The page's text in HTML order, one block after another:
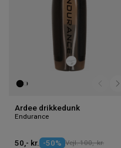
Ardee drikkedunk
Endurance
50,- kr. -50% Vejl. 100,- kr.